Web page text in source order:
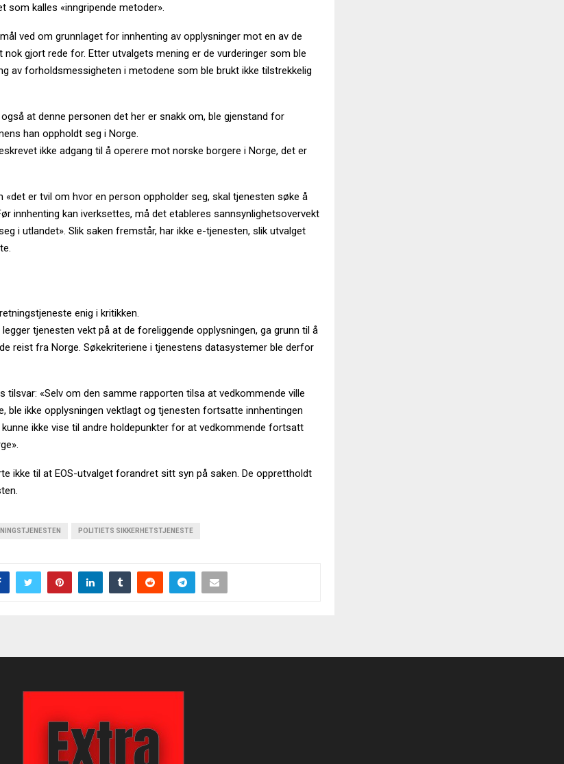
som kalles «inngripende metoder».
ved om grunnlaget for innhenting av opplysninger mot en av de
gjort rede for. Etter utvalgets mening er de vurderinger som ble
av forholdsmessigheten i metodene som ble brukt ikke tilstrekkelig
at denne personen det her er snakk om, ble gjenstand for
han oppholdt seg i Norge.
ikke adgang til å operere mot norske borgere i Norge, det er
«det er tvil om hvor en person oppholder seg, skal tjenesten søke å
innhenting kan iverksettes, må det etableres sannsynlighetsovervekt
i utlandet». Slik saken fremstår, har ikke e-tjenesten, slik utvalget
enig i kritikken.
tjenesten vekt på at de foreliggende opplysningen, ga grunn til å
reist fra Norge. Søkekriteriene i tjenestens datasystemer ble derfor
tilsvar: «Selv om den samme rapporten tilsa at vedkommende ville
ble ikke opplysningen vektlagt og tjenesten fortsatte innhentingen
ikke vise til andre holdepunkter for at vedkommende fortsatt
ikke til at EOS-utvalget forandret sitt syn på saken. De opprettholdt
POLITIETS SIKKERHETSTJENESTE